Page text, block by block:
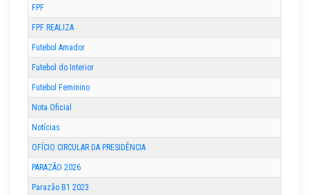
FPF
FPF REALIZA
Futebol Amador
Futebol do Interior
Futebol Feminino
Nota Oficial
Notícias
OFÍCIO CIRCULAR DA PRESIDÊNCIA
PARAZÃO 2026
Parazão B1 2023